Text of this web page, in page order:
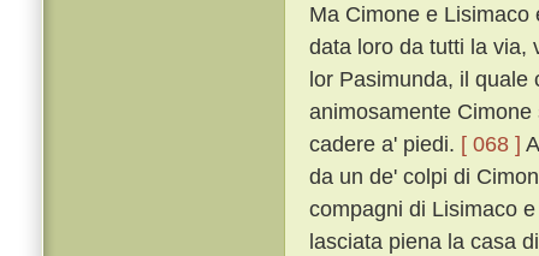
Ma Cimone e
data loro da tutti la via,
lor Pasimunda, il quale
animosamente
cadere a' piedi. [ 068 ]
da un de' colpi di
compagni di Lisimaco
lasciata piena la casa